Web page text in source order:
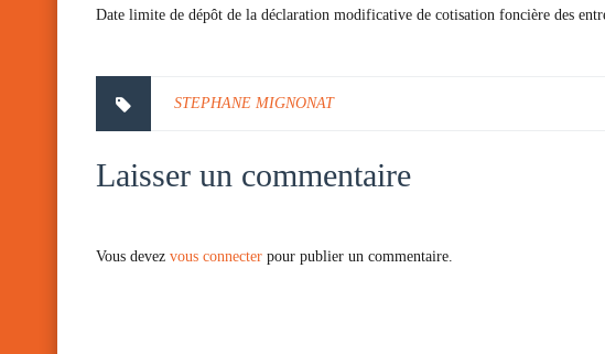
Date limite de dépôt de la déclaration modificative de cotisation foncière des
STEPHANE MIGNONAT
Laisser un commentaire
Vous devez vous connecter pour publier un commentaire.